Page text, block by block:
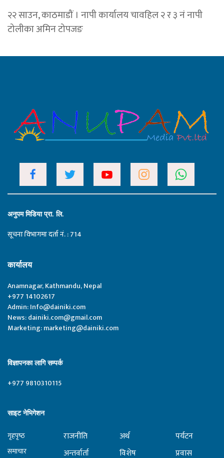
२२ साउन, काठमाडौं । नापी कार्यालय चावहिल २ र ३ नं नापी
टोलीका अमिन टोपजङ
अनुपम मिडिया प्रा. लि.
सूचना विभागमा दर्ता नं. : 714
कार्यालय
Anamnagar, Kathmandu, Nepal
+977 14102617
Admin:Info@dainiki.com
News:dainiki.com@gmail.com
Marketing:marketing@dainiki.com
विज्ञापनका लागि सम्पर्क
+977 9810310115
साइट नेभिगेशन
गृहपृष्‍ठ
समाचार
राजनीति
अन्तर्वार्ता
अर्थ
विशेष
पर्यटन
प्रवास